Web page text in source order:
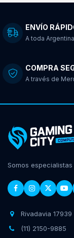
ENVÍO
A toda Argentina
COMPRA
A través de
Somos
Rivadavia 17939
(11) 2150-9885